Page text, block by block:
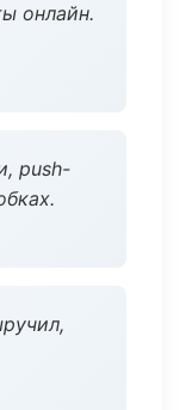
онлайн.
push-